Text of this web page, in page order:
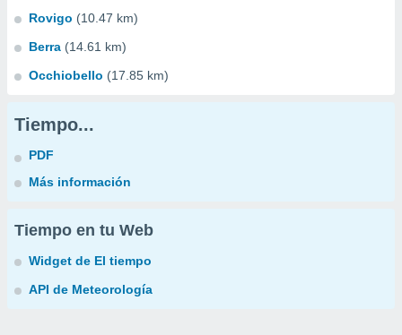
Rovigo (10.47 km)
Berra (14.61 km)
Occhiobello (17.85 km)
Tiempo...
PDF
Más información
Tiempo en tu Web
Widget de El tiempo
API de Meteorología